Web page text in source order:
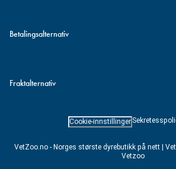
Betalingsalternativ
Fraktalternativ
VetZoo.no - Norges største dyrebutikk på nett |
Vetzoo
Cookie-innstillinger